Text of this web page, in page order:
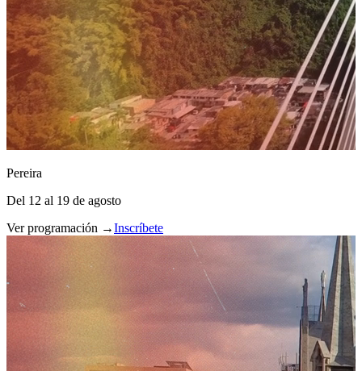
Pereira
Del 12 al 19 de agosto
Ver programación →Inscríbete